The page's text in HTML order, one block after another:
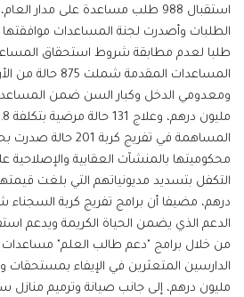
استقبال 988 طلب مساعدة على مدار
طلبا لعدم مطابقة شروط استحقاق
المساعدات المقدمة
المساهمة في تفريج
محكوميتها بالمنشآت العقابية والإصلاحية
درهم، مضيفا أن برامج تفريج كربة
الدعم الذي يضمن الحياة الكريمة ويدعم